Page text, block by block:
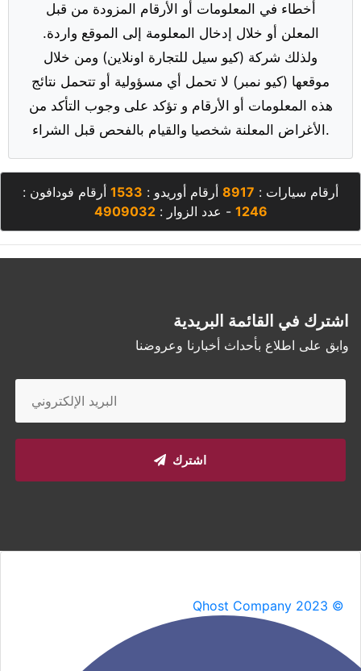
أخطاء في المعلومات أو الأرقام المزودة من قبل
المعلن أو خلال إدخال المعلومة إلى الموقع واردة.
ولذلك شركة (كيو سيل للتجارة اونلاين) ومن خلال
موقعها (كيو نمبر) لا تحمل أي مسؤولية أو تتحمل نتائج
هذه المعلومات أو الأرقام و تؤكد على وجوب التأكد من
الأغراض المعلنة شخصيا والقيام بالفحص قبل الشراء.
أرقام سيارات : 8917 أرقام أوريدو : 1533 أرقام فودافون :
1246 - عدد الزوار :4909032
اشترك في القائمة البريدية
وابق على اطلاع بأحداث أخبارنا وعروضنا
اشترك
Qhost Company 2023 ©